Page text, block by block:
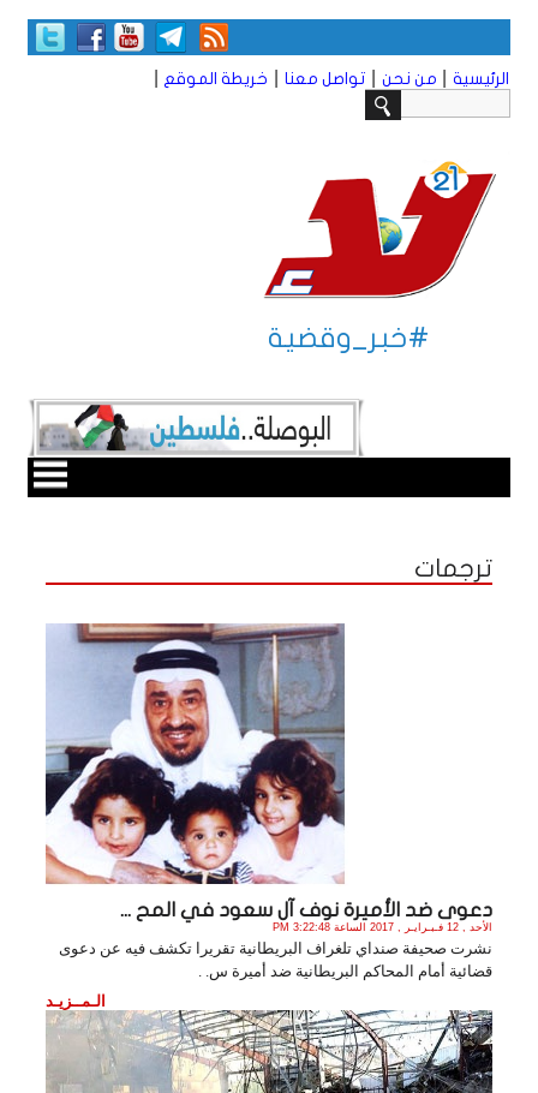
الرئيسية من نحن تواصل معنا خريطة الموقع
#خبر_وقضية
ترجمات
دعوى ضد الأميرة نوف آل سعود في المح ...
الأحد , 12 فـبـرايـر , 2017 الساعة 3:22:48 PM
نشرت صحيفة صنداي تلغراف البريطانية تقريرا تكشف فيه عن دعوى
قضائية أمام المحاكم البريطانية ضد أميرة س. .
الـمــزيـد